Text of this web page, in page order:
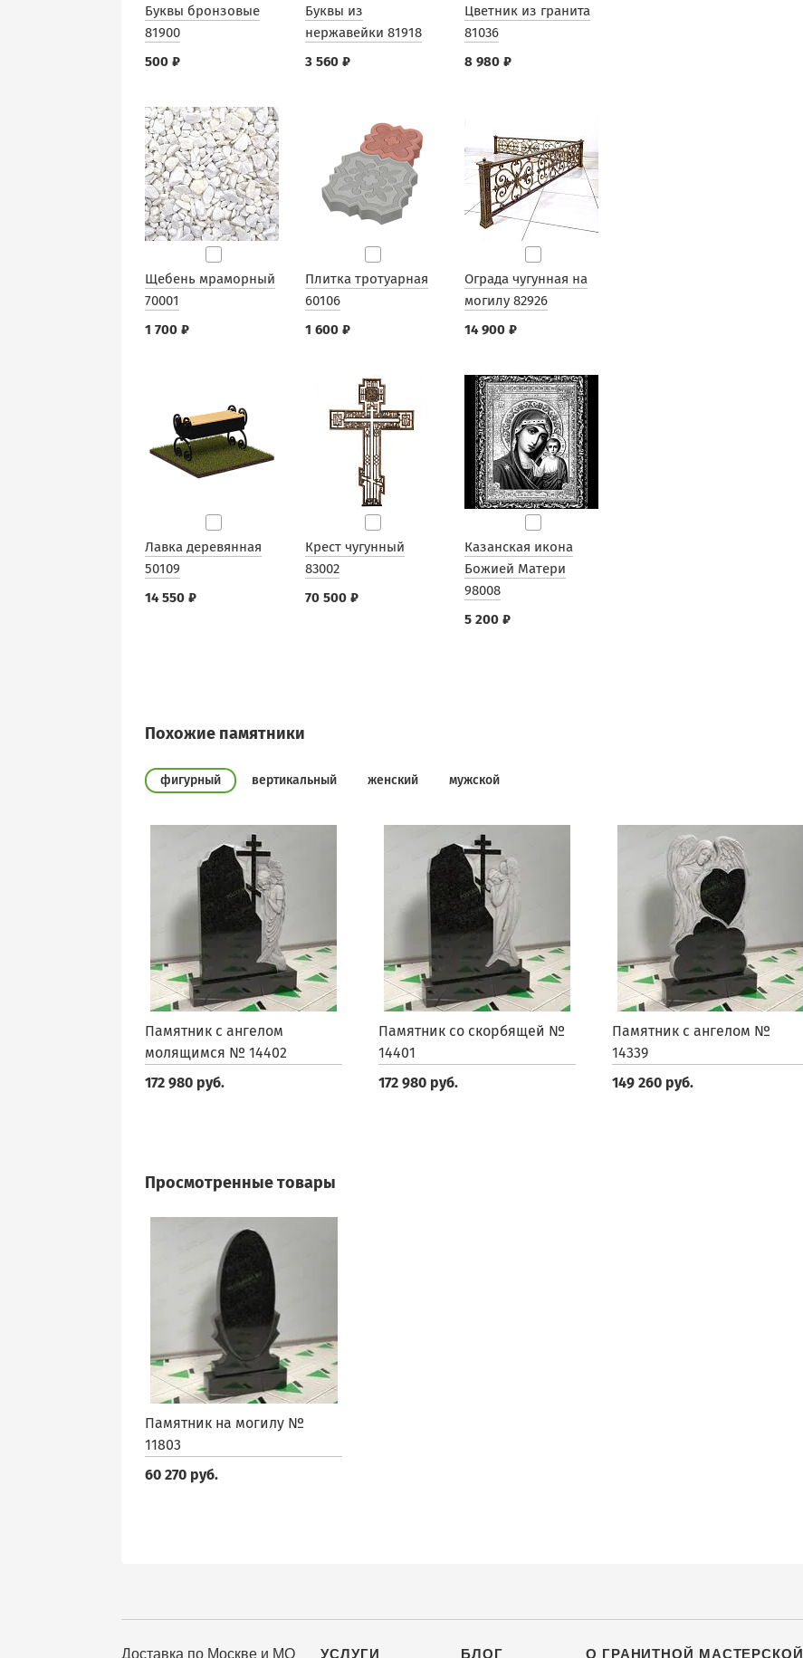
Буквы бронзовые
81900
500 ₽
Буквы из
нержавейки 81918
3 560 ₽
Цветник из гранита
81036
8 980 ₽
Щебень мраморный
70001
1 700 ₽
Плитка тротуарная
60106
1 600 ₽
Ограда чугунная на
могилу 82926
14 900 ₽
Лавка деревянная
50109
14 550 ₽
Крест чугунный
83002
70 500 ₽
Казанская икона
Божией Матери
98008
5 200 ₽
Похожие памятники
фигурный вертикальный женский мужской
Памятник с ангелом
молящимся № 14402
172 980 руб.
Памятник со скорбящей №
14401
172 980 руб.
Памятник с ангелом №
14339
149 260 руб.
Просмотренные товары
Памятник на могилу №
11803
60 270 руб.
Доставка по Москве и МО УСЛУГИ БЛОГ О ГРАНИТНОЙ МАСТЕРСКОЙ